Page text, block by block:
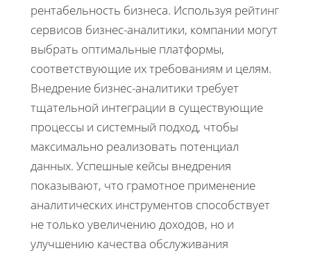
рентабельность бизнеса. Используя рейтинг
сервисов бизнес-аналитики, компании могут
выбрать оптимальные платформы,
соответствующие их требованиям и целям.
Внедрение бизнес-аналитики требует
тщательной интеграции в существующие
процессы и системный подход, чтобы
максимально реализовать потенциал
данных. Успешные кейсы внедрения
показывают, что грамотное применение
аналитических инструментов способствует
не только увеличению доходов, но и
улучшению качества обслуживания